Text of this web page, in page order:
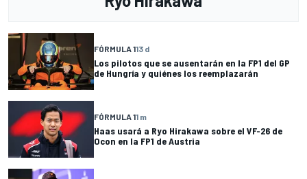
FÓRMULA 113 d
Los pilotos que se ausentarán en la FP1 del GP
de Hungría y quiénes los reemplazarán
FÓRMULA 11 m
Haas usará a Ryo Hirakawa sobre el VF-26 de
Ocon en la FP1 de Austria